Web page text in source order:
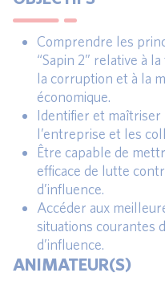
Comprendre les
“Sapin 2” relative à
la corruption et à la
économique.
Identifier et
l’entreprise et les
Être capable de
efficace de lutte
d’influence.
Accéder aux
situations courantes
d’influence.
ANIMATEUR(S)